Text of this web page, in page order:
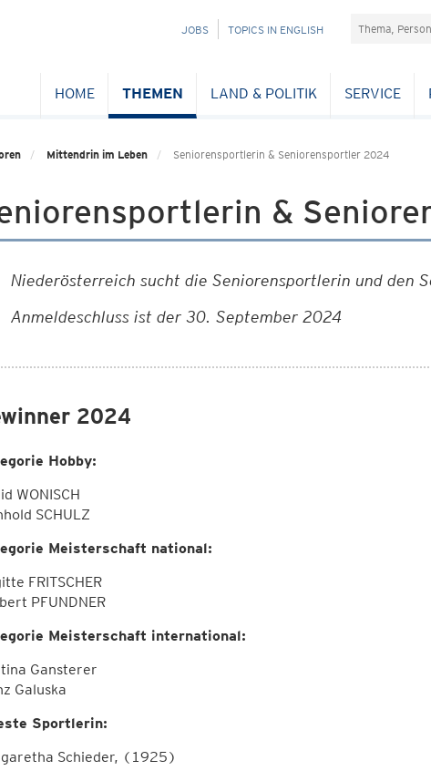
NAVIGATION
JOBS TOPICS IN ENGLISH Suchefeld
HOME THEMEN LAND & POLITIK SERVICE
Mittendrin im Leben Seniorensportlerin & Seniorensportler 2024
&
Niederösterreich sucht die Seniorensportlerin und den
Anmeldeschluss ist der 30. September 2024
2024
Hobby:
WONISCH
SCHULZ
Meisterschaft national:
FRITSCHER
PFUNDNER
Meisterschaft international:
Gansterer
Galuska
Sportlerin:
Schieder, (1925)